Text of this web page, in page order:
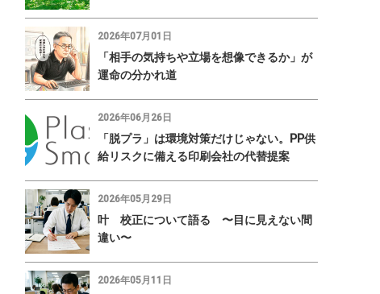
2026年07月01日
「相手の気持ちや立場を想像できるか」が
運命の分かれ道
2026年06月26日
「脱プラ」は環境対策だけじゃない。PP供
給リスクに備える印刷会社の代替提案
2026年05月29日
叶 校正について語る 〜目に見えない間
違い〜
2026年05月11日